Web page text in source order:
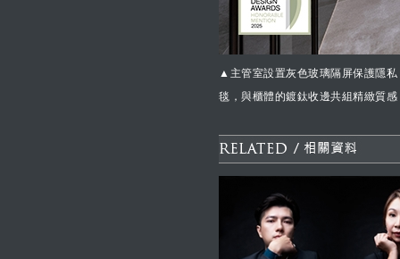
▲主管室設置灰色玻璃隔屏保護隱
毯，與櫃體的鍍鈦收邊共組精緻質